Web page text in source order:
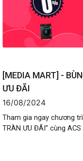
[MEDIA MART] -
ƯU ĐÃI
16/08/2024
Tham gia ngay chương
TRÀN ƯU ĐÃI” cùng ACS